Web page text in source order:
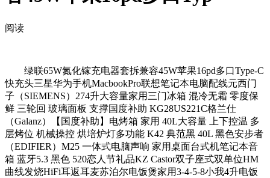
阅读
绿联65W氮化镓充电器套拆兼容45W苹果16pd多口Type-C
快充头三星华为手机MacbookPro联想笔记本电脑配线元西门
子（SIEMENS）274升大容量家用三门冰箱 混冷无霜 零度保
鲜 三轮回 玻璃面板 支撑国度补助 KG28US221C格兰仕
（Galanz）【国度补助】电烤箱 家用 40L大容量 上下控温 多
层烤位 机械操控 烘培炉灯多功能 K42 典范黑 40L 黑色安步者
（EDIFIER）M25 一体式电脑声响 家用桌面台式机笔记本音
箱 蓝牙5.3 黑色 520恋人节礼品KZ Castor双子座式双单位HM
曲线发烧HiFi耳返耳麦苏泊尔电饭煲家用3-4-5-8小我4升电饭